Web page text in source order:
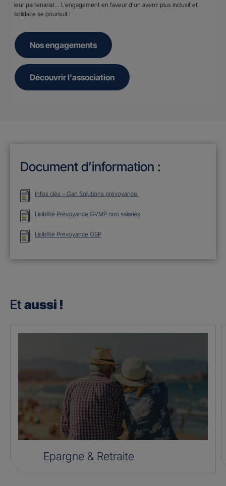
leur partenariat… L’engagement en faveur d’un avenir plus inclusif et
solidaire se poursuit !
Nos engagements
Découvrir l'association
Document d’information :
Infos clés – Gan Solutions prévoyance
Lisibilité Prévoyance GVMP non salariés
Lisibilité Prévoyance GSP
Et aussi !
Epargne & Retraite